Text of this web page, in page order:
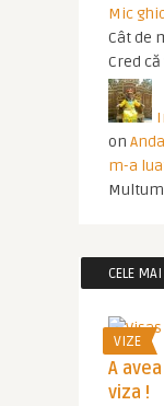
Mic
Cât de
Cred
on
m-a
CELE
VIZE
A
viza !